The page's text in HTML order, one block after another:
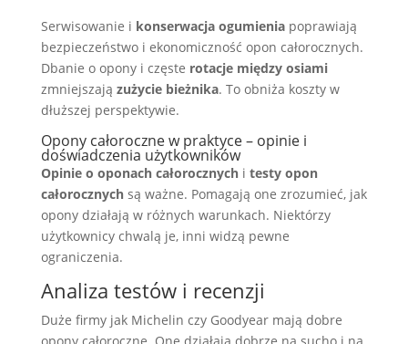
Serwisowanie i konserwacja ogumieniapoprawiają
bezpieczeństwo i ekonomiczność opon całorocznych.
Dbanie o opony i częste rotacje między osiami
zmniejszają zużycie bieżnika. To obniża koszty w
dłuższej perspektywie.
Opony całoroczne w praktyce – opinie i
doświadczenia użytkowników
Opinie o oponach całorocznychi testy opon
całorocznychsą ważne. Pomagają one zrozumieć, jak
opony działają w różnych warunkach. Niektórzy
użytkownicy chwalą je, inni widzą pewne
ograniczenia.
Analiza testów i recenzji
Duże firmy jak Michelin czy Goodyear mają dobre